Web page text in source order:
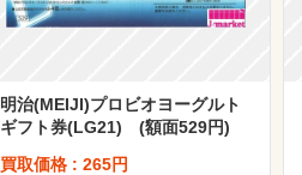
明治(MEIJI)プロビオヨーグルト
ギフト券(LG21) (額面529円)
買取価格 : 265円